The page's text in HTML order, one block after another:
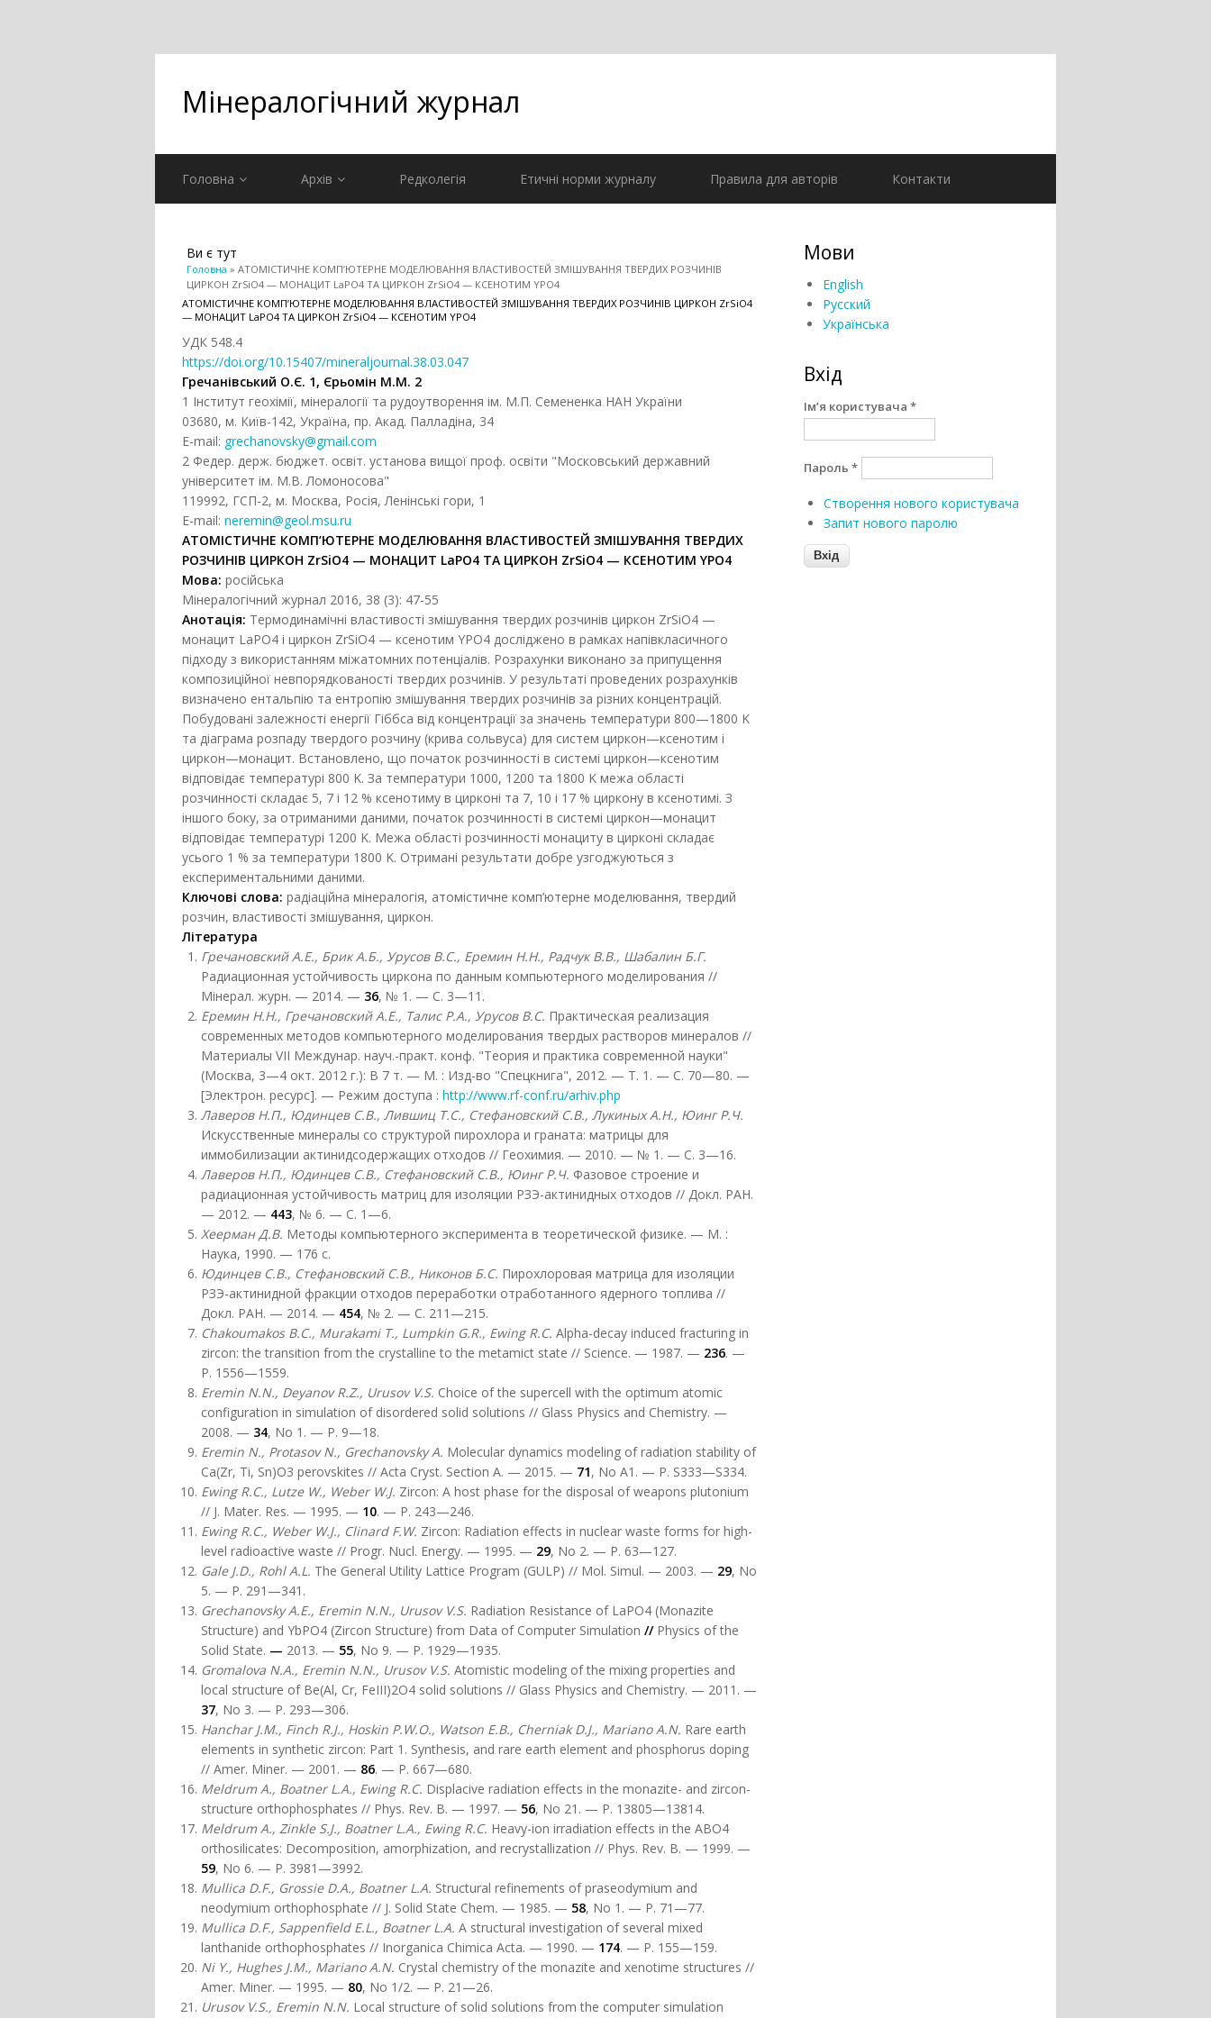
Мінералогічний журнал
Головна Архів Редколегія Етичні норми журналу Правила для авторів Контакти
Ви є тут
Головна » АТОМІСТИЧНЕ КОМП’ЮТЕРНЕ МОДЕЛЮВАННЯ ВЛАСТИВОСТЕЙ ЗМІШУВАННЯ ТВЕРДИХ РОЗЧИНІВ
ЦИРКОН ZrSiO4 — МОНАЦИТ LaPO4 ТА ЦИРКОН ZrSiO4 — КСЕНОТИМ YPO4
АТОМІСТИЧНЕ КОМП’ЮТЕРНЕ МОДЕЛЮВАННЯ ВЛАСТИВОСТЕЙ ЗМІШУВАННЯ ТВЕРДИХ РОЗЧИНІВ ЦИРКОН ZrSiO4
— МОНАЦИТ LaPO4 ТА ЦИРКОН ZrSiO4 — КСЕНОТИМ YPO4
УДК 548.4
https://doi.org/10.15407/mineraljournal.38.03.047
Гречанівський О.Є. 1, Єрьомін М.М. 2
1 Інститут геохімії, мінералогії та рудоутворення ім. М.П. Семененка НАН України
03680, м. Київ-142, Україна, пр. Акад. Палладіна, 34
E-mail: grechanovsky@gmail.com
2 Федер. держ. бюджет. освіт. установа вищої проф. освіти "Московський державний
університет ім. М.В. Ломоносова"
119992, ГСП-2, м. Москва, Росія, Ленінські гори, 1
E-mail: neremin@geol.msu.ru
АТОМІСТИЧНЕ КОМП’ЮТЕРНЕ МОДЕЛЮВАННЯ ВЛАСТИВОСТЕЙ ЗМІШУВАННЯ ТВЕРДИХ
РОЗЧИНІВ ЦИРКОН ZrSiO4 — МОНАЦИТ LaPO4 ТА ЦИРКОН ZrSiO4 — КСЕНОТИМ YPO4
Мова: російська
Мінералогічний журнал 2016, 38 (3): 47-55
Анотація: Термодинамічні властивості змішування твердих розчинів циркон ZrSiO4 —
монацит LaPO4 і циркон ZrSiO4 — ксенотим YPO4 досліджено в рамках напівкласичного
підходу з використанням міжатомних потенціалів. Розрахунки виконано за припущення
композиційної невпорядкованості твердих розчинів. У результаті проведених розрахунків
визначено ентальпію та ентропію змішування твердих розчинів за різних концентрацій.
Побудовані залежності енергії Гіббса від концентрації за значень температури 800—1800 K
та діаграма розпаду твердого розчину (крива сольвуса) для систем циркон—ксенотим і
циркон—монацит. Встановлено, що початок розчинності в системі циркон—ксенотим
відповідає температурі 800 K. За температури 1000, 1200 та 1800 K межа області
розчинності складає 5, 7 і 12 % ксенотиму в цирконі та 7, 10 і 17 % циркону в ксенотимі. З
іншого боку, за отриманими даними, початок розчинності в системі циркон—монацит
відповідає температурі 1200 K. Межа області розчинності монациту в цирконі складає
усього 1 % за температури 1800 K. Отримані результати добре узгоджуються з
експериментальними даними.
Ключові слова: радіаційна мінералогія, атомістичне комп’ютерне моделювання, твердий
розчин, властивості змішування, циркон.
Література
Гречановский А.Е., Брик А.Б., Урусов В.С., Еремин Н.Н., Радчук В.В., Шабалин Б.Г.
Радиационная устойчивость циркона по данным компьютерного моделирования //
Мінерал. журн. — 2014. — 36, № 1. — С. 3—11.
Еремин Н.Н., Гречановский А.Е., Талис Р.А., УрусовВ.С. Практическая реализация
современных методов компьютерного моделирования твердых растворов минералов //
Материалы VII Междунар. науч.-практ. конф. "Теория и практика современной науки"
(Москва, 3—4 окт. 2012 г.): В 7 т. — М. : Изд-во "Спецкнига", 2012. — Т. 1. — С. 70—80. —
[Электрон. ресурс]. — Режим доступа : http://www.rf-conf.ru/arhiv.php
Лаверов Н.П., Юдинцев С.В., Лившиц Т.С., Стефановский С.В., Лукиных А.Н., Юинг Р.Ч.
Искусственные минералы со структурой пирохлора и граната: матрицы для
иммобилизации актинидсодержащих отходов // Геохимия. — 2010. — № 1. — С. 3—16.
Лаверов Н.П., Юдинцев С.В., Стефановский С.В., Юинг Р.Ч. Фазовое строение и
радиационная устойчивость матриц для изоляции РЗЭ-актинидных отходов // Докл. РАН.
— 2012. — 443, № 6. — С. 1—6.
Хеерман Д.В. Методы компьютерного эксперимента в теоретической физике. — М. :
Наука, 1990. — 176 с.
Юдинцев С.В., Стефановский С.В., Никонов Б.С. Пирохлоровая матрица для изоляции
РЗЭ-актинидной фракции отходов переработки отработанного ядерного топлива //
Докл. РАН. — 2014. — 454, № 2. — С. 211—215.
Chakoumakos B.C., Murakami T., Lumpkin G.R., Ewing R.C. Alpha-decay induced fracturing in
zircon: the transition from the crystalline to the metamict state // Science. — 1987. — 236. —
P. 1556—1559.
Eremin N.N., Deyanov R.Z., UrusovV.S. Choice of the supercell with the optimum atomic
configuration in simulation of disordered solid solutions // Glass Physics and Chemistry. —
2008. — 34, No 1. — P. 9—18.
Eremin N., Protasov N., Grechanovsky A. Molecular dynamics modeling of radiation stability of
Ca(Zr, Ti, Sn)O3 perovskites // Acta Cryst. Section A. — 2015. — 71, No A1. — P. S333—S334.
Ewing R.C., Lutze W., Weber W.J. Zircon: A host phase for the disposal of weapons plutonium
// J. Mater. Res. — 1995. — 10. — P. 243—246.
Ewing R.C., Weber W.J., Clinard F.W. Zircon: Radiation effects in nuclear waste forms for high-
level radioactive waste // Progr. Nucl. Energy. — 1995. — 29, No 2. — P. 63—127.
Gale J.D., Rohl A.L. The General Utility Lattice Program (GULP) // Mol. Simul. — 2003. — 29, No
5. — P. 291—341.
Grechanovsky A.E., Eremin N.N., Urusov V.S. Radiation Resistance of LaPO4 (Monazite
Structure) and YbPO4 (Zircon Structure) from Data of Computer Simulation // Physics of the
Solid State. — 2013. — 55, No 9. — P. 1929—1935.
Gromalova N.A., Eremin N.N., UrusovV.S. Atomistic modeling of the mixing properties and
local structure of Be(Al, Cr, FeIII)2O4 solid solutions // Glass Physics and Chemistry. — 2011. —
37, No 3. — P. 293—306.
Hanchar J.M., Finch R.J., Hoskin P.W.O., Watson E.B., Cherniak D.J., Mariano A.N. Rare earth
elements in synthetic zircon: Part 1. Synthesis, and rare earth element and phosphorus doping
// Amer. Miner. — 2001. — 86. — P. 667—680.
Meldrum A., Boatner L.A., Ewing R.C. Displacive radiation effects in the monazite- and zircon-
structure orthophosphates // Phys. Rev. B. — 1997. — 56, No 21. — P. 13805—13814.
Meldrum A., Zinkle S.J., Boatner L.A., Ewing R.C. Heavy-ion irradiation effects in the ABO4
orthosilicates: Decomposition, amorphization, and recrystallization // Phys. Rev. B. — 1999. —
59, No 6. — P. 3981—3992.
Mullica D.F., Grossie D.A., Boatner L.A. Structural refinements of praseodymium and
neodymium orthophosphate // J. Solid State Chem. — 1985. — 58, No 1. — P. 71—77.
Mullica D.F., Sappenfield E.L., Boatner L.A. A structural investigation of several mixed
lanthanide orthophosphates // Inorganica Chimica Acta. — 1990. — 174. — P. 155—159.
Ni Y., Hughes J.M., Mariano A.N. Crystal chemistry of the monazite and xenotime structures //
Amer. Miner. — 1995. — 80, No 1/2. — P. 21—26.
UrusovV.S., Eremin N.N. Local structure of solid solutions from the computer simulation
Мови
English
Русский
Українська
Вхід
Ім’я користувача *
Пароль *
Створення нового користувача
Запит нового паролю